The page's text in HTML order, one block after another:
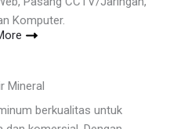
Komputer.
berkualitas untuk